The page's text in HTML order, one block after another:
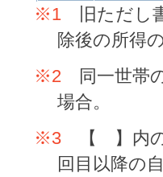
※1 旧ただし
除後の所得
※2 同一世帯
場合。
※3 【 】内の
回目以降の